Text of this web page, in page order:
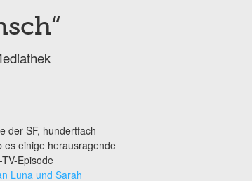
der SF, hundertfach
es einige herausragende
Episode
Luna und Sarah